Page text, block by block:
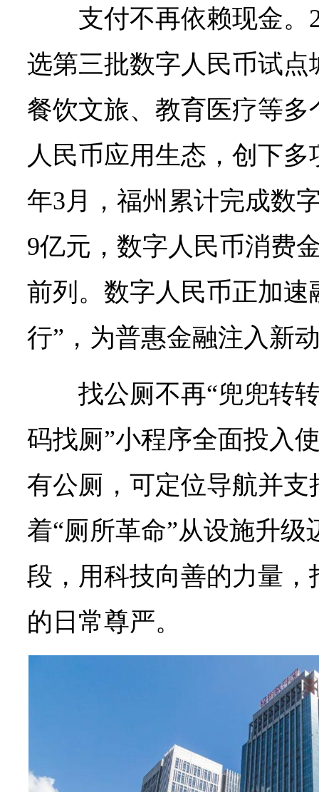
支付不再依赖现金。
选第三批数字人民币试
餐饮文旅、教育医疗等
人民币应用生态，创下多
年3月，福州累计完成数
9亿元，数字人民币消费
前列。数字人民币正加速
行”，为普惠金融注入新
找公厕不再“兜兜转
码找厕”小程序全面投入
有公厕，可定位导航并
着“厕所革命”从设施升级
段，用科技向善的力量
的日常尊严。